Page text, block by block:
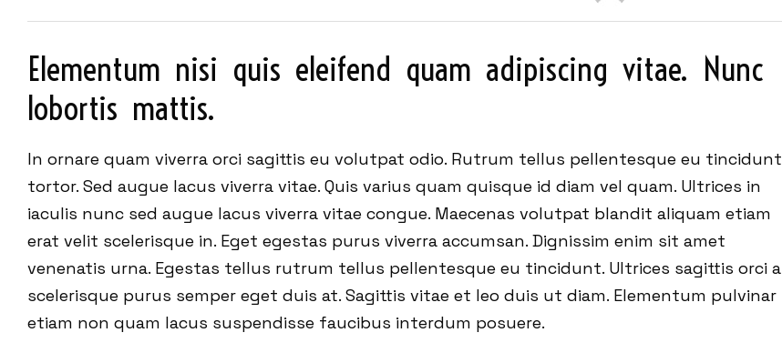
Elementum  nisi  quis  eleifend  quam  adipiscing  vitae.  Nunc
lobortis  mattis.
In ornare quam viverra orci sagittis eu volutpat odio. Rutrum tellus pellentesque eu tincidunt
tortor. Sed augue lacus viverra vitae. Quis varius quam quisque id diam vel quam. Ultrices in
iaculis nunc sed augue lacus viverra vitae congue. Maecenas volutpat blandit aliquam etiam
erat velit scelerisque in. Eget egestas purus viverra accumsan. Dignissim enim sit amet
venenatis urna. Egestas tellus rutrum tellus pellentesque eu tincidunt. Ultrices sagittis orci a
scelerisque purus semper eget duis at. Sagittis vitae et leo duis ut diam. Elementum pulvinar
etiam non quam lacus suspendisse faucibus interdum posuere.